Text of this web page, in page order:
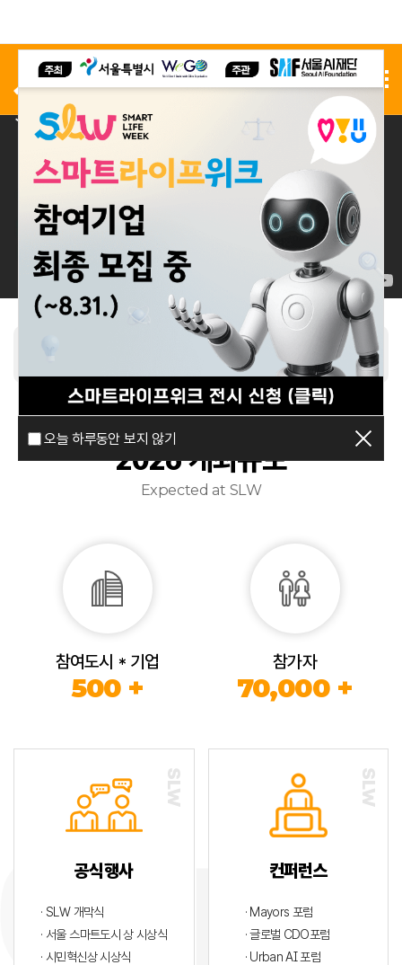
오늘 하루동안 보지 않기
사전 등록 전시 신청
2026 개최규모
Expected at SLW
참여도시 * 기업
500 +
참가자
70,000 +
공식행사
· SLW 개막식
· 서울 스마트도시 상 시상식
· 시민혁신상 시상식
컨퍼런스
· Mayors 포럼
· 글로벌 CDO포럼
· Urban AI 포럼